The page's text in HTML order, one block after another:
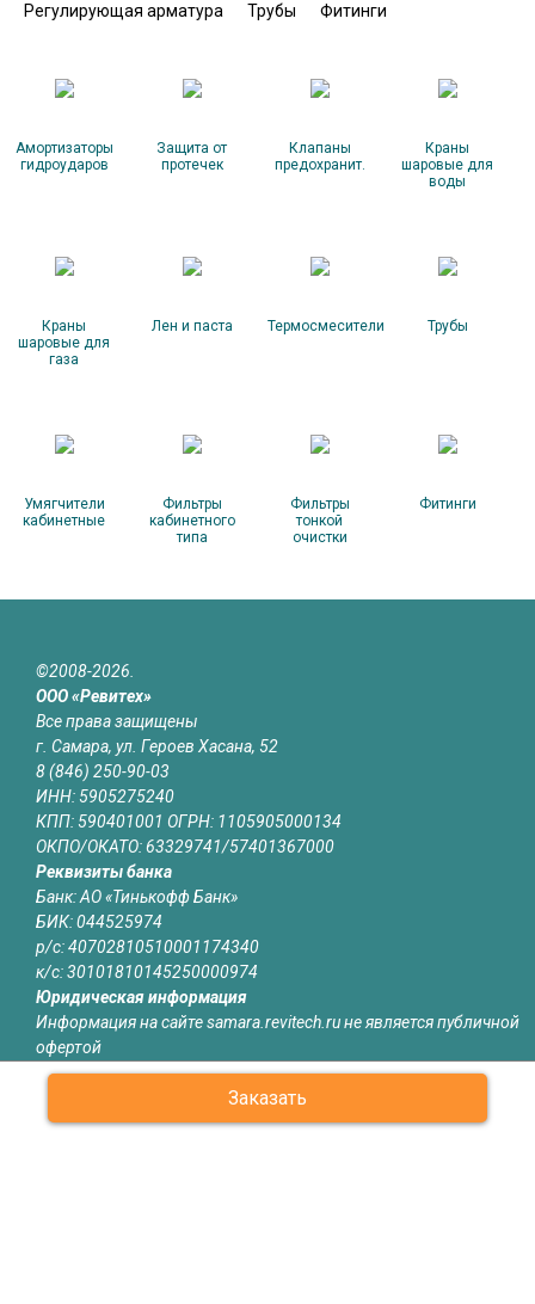
Заказать
Регулирующая арматура Трубы Фитинги
Амортизаторы
гидроударов
Защита от
протечек
Клапаны
предохранит.
Краны
шаровые для
воды
Краны
шаровые для
газа
Лен и паста Термосмесители Трубы
Умягчители
кабинетные
Фильтры
кабинетного
типа
Фильтры
тонкой
очистки
Фитинги
©2008-2026.
ООО «Ревитех»
Все права защищены
г. Самара, ул. Героев Хасана, 52
8 (846) 250-90-03
ИНН: 5905275240
КПП: 590401001 ОГРН: 1105905000134
ОКПО/ОКАТО: 63329741/57401367000
Реквизиты банка
Банк: АО «Тинькофф Банк»
БИК: 044525974
р/с: 40702810510001174340
к/с: 30101810145250000974
Юридическая информация
Информация на сайте samara.revitech.ru не является публичной
офертой